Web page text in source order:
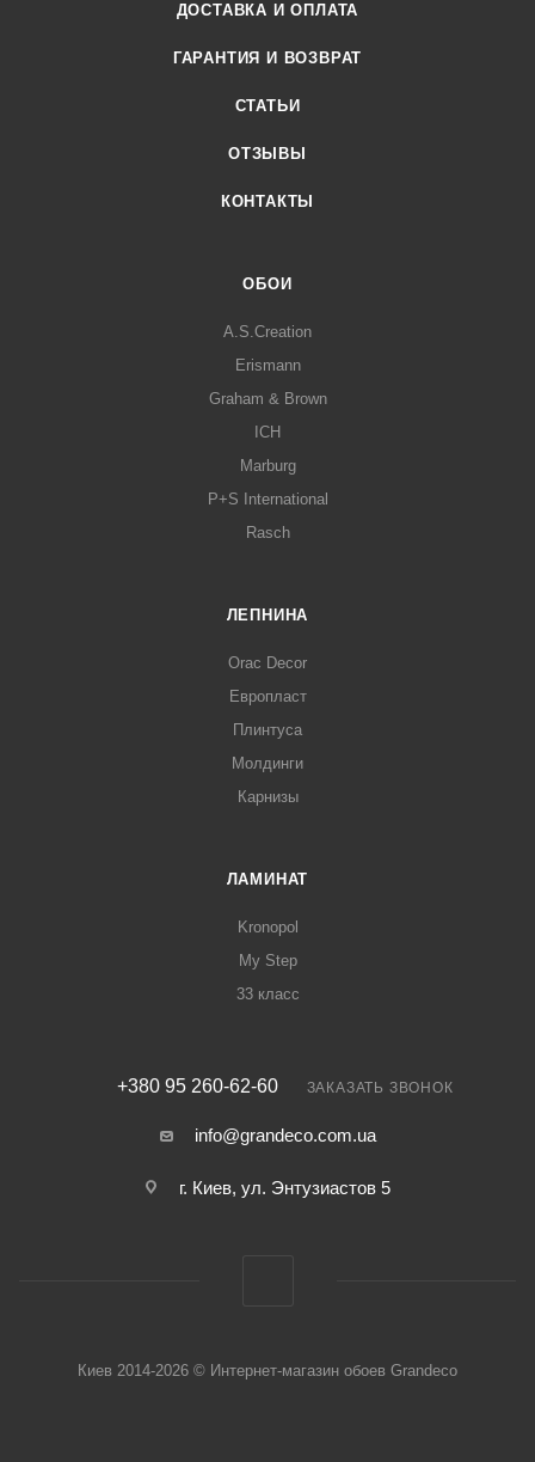
ДОСТАВКА И ОПЛАТА
ГАРАНТИЯ И ВОЗВРАТ
СТАТЬИ
ОТЗЫВЫ
КОНТАКТЫ
ОБОИ
A.S.Creation
Erismann
Graham & Brown
ICH
Marburg
P+S International
Rasch
ЛЕПНИНА
Orac Decor
Европласт
Плинтуса
Молдинги
Карнизы
ЛАМИНАТ
Kronopol
My Step
33 класс
+380 95 260-62-60 ЗАКАЗАТЬ ЗВОНОК
info@grandeco.com.ua
г. Киев, ул. Энтузиастов 5
Киев 2014-2026 © Интернет-магазин обоев Grandeco